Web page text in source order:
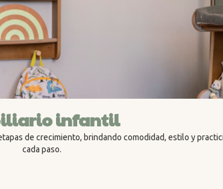
infantil
de crecimiento, brindando comodidad, estilo y
cada paso.